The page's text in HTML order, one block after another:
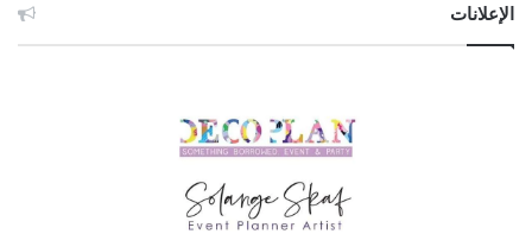
الإعلانات